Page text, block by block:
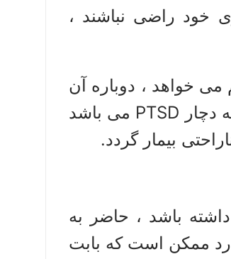
خود راضی نباشند ،
خواهد ، دوباره آن
حالت را داشته باشم ، یا در جریان درمان ممکن است ، بیماری که دچار PTSD می باشد
بیمار گردد.
باشد ، حاضر به
ممکن است که بابت